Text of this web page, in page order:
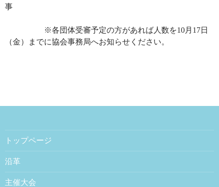
事
※各団体受審予定の方があれば人数を10月17日
（金）までに協会事務局へお知らせください。
トップページ
沿革
主催大会